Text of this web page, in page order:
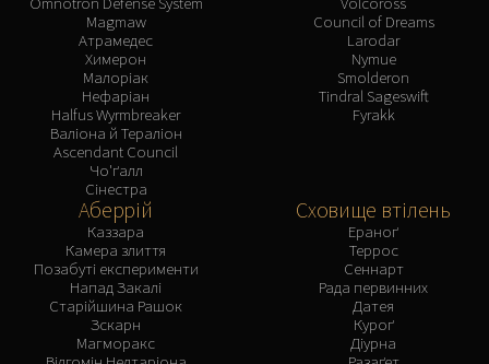
Magmaw
Атрамедес
Химерон
Малоріак
Нефаріан
Halfus Wyrmbreaker
Валіона й Тераліон
Ascendant Council
Чо'ґалл
Сінестра
Council of Dreams
Larodar
Nymue
Smolderon
Tindral Sageswift
Fyrakk
Аберрій
Каззара
Камера злиття
Позабуті експерименти
Напад Закалі
Старійшина Рашок
Зскарн
Магморакс
Сховище втілень
Ераноґ
Террос
Сеннарт
Рада первинних
Датея
Куроґ
Діурна